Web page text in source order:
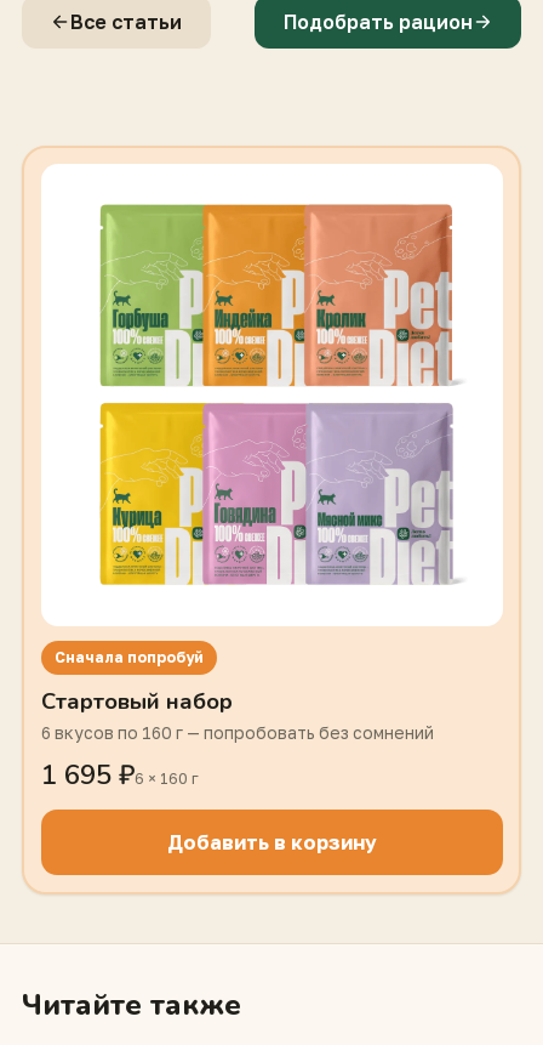
Все статьи Подобрать рацион
Сначала попробуй
Стартовый набор
6 вкусов по 160 г — попробовать без сомнений
1 695 ₽6 × 160 г
Добавить в корзину
Читайте также